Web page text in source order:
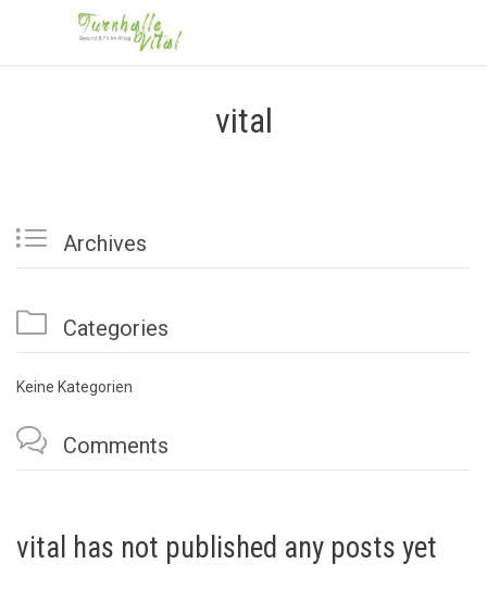
vital
 Archives
 Categories
Keine Kategorien
 Comments
vital has not published any posts yet